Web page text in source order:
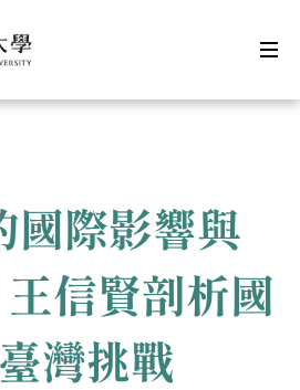
國際影響與
信賢剖析國
灣挑戰